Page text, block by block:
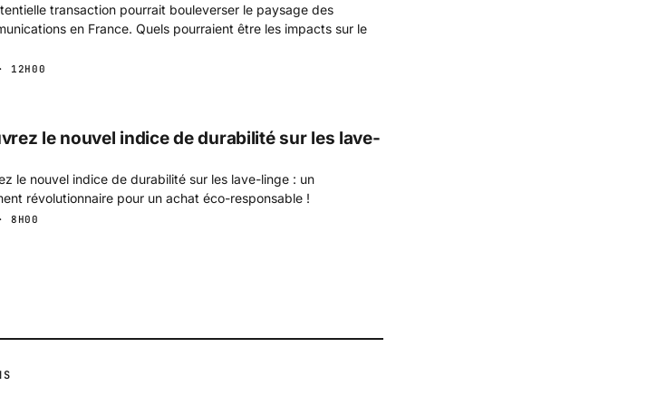
transaction pourrait bouleverser le paysage des
en France. Quels pourraient être les impacts sur le
12H00
le nouvel indice de durabilité sur les lave-
le nouvel indice de durabilité sur les lave-linge : un
révolutionnaire pour un achat éco-responsable !
8H00